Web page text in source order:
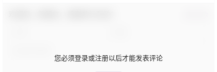
您必须登录或注册以后才能发表评论